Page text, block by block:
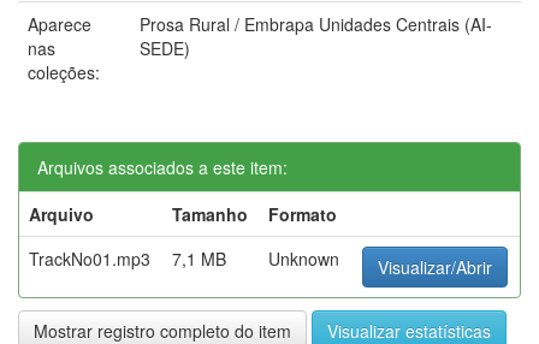
Aparece
nas
coleções:
Prosa Rural / Embrapa Unidades Centrais (AI-
SEDE)
Arquivos associados a este item:
Arquivo
Tamanho
Formato
TrackNo01.mp3
7,1 MB Unknown Visualizar/Abrir
Mostrar registro completo do item Visualizar estatísticas